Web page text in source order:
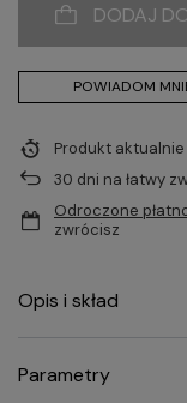
DODAJ
POWIADOM
Produkt
30 dni na łatwy
Odroczone
zwrócisz
Opis i skład
Parametry